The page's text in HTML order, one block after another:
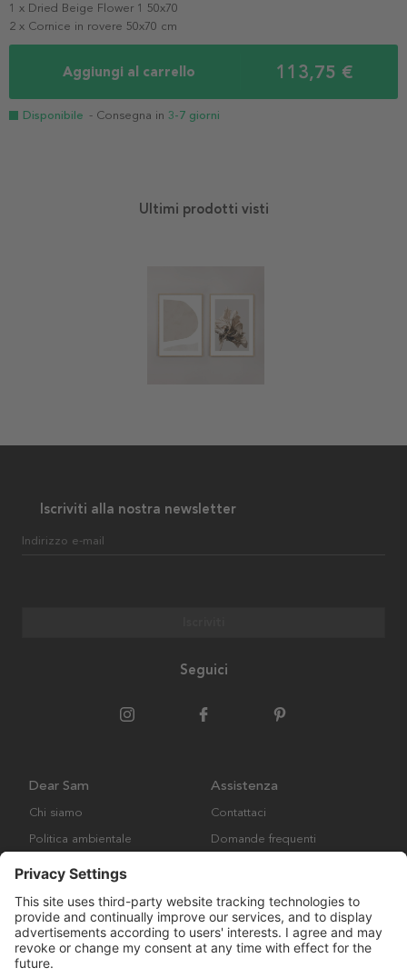
1 x Dried Beige Flower 1 50x70
2 x Cornice in rovere 50x70 cm
Aggiungi al carrello 113,75 €
Disponibile - Consegna in 3-7 giorni
Ultimi prodotti visti
Iscriviti alla nostra newsletter
Indirizzo e-mail
Seguici
Dear Sam
Chi siamo
Politica ambientale
Collaborazione
Assistenza
Contattaci
Domande frequenti